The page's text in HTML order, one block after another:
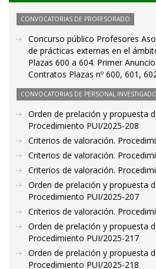
CONVOCATORIAS DE PROFESORADO
Concurso público Profesores
de prácticas externas en el
Plazas 600 a 604. Primer
Contratos Plazas nº 600, 601,
CONVOCATORIAS DE PERSONAL
Orden de prelación y propuesta
Procedimiento PUI/2025-208
Criterios de valoración.
Criterios de valoración.
Criterios de valoración.
Orden de prelación y propuesta
Procedimiento PUI/2025-207
Criterios de valoración.
Orden de prelación y propuesta
Procedimiento PUI/2025-217
Orden de prelación y propuesta
Procedimiento PUI/2025-218